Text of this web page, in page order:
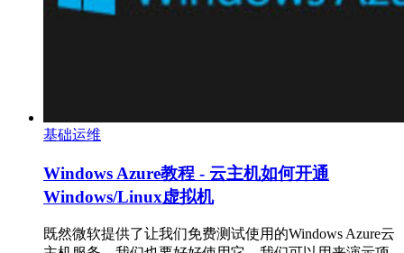
基础运维
Windows Azure教程 - 云主机如何开通
Windows/Linux虚拟机
既然微软提供了让我们免费测试使用的Windows Azure云